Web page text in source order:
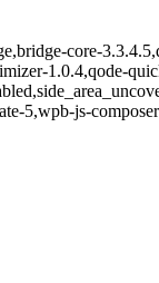
core-
1.0.4,qode-
5,wpb-js-